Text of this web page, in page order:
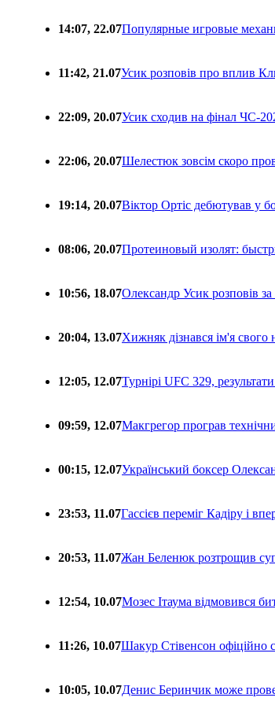
14:07, 22.07Популярные игровые
11:42, 21.07Усик розповів про вплив
22:09, 20.07Усик сходив на фінал ЧС-
22:06, 20.07Шелестюк зовсім скоро
19:14, 20.07Віктор Ортіс дебютував у
08:06, 20.07Протеиновый изолят:
10:56, 18.07Олександр Усик розповів
20:04, 13.07Хижняк дізнався ім'я свого
12:05, 12.07Турнірі UFC 329,
09:59, 12.07Макгрегор програв
00:15, 12.07Український боксер
23:53, 11.07Гассієв переміг Кадіру і
20:53, 11.07Жан Беленюк розтрощив
12:54, 10.07Мозес Ітаума відмовився
11:26, 10.07Шакур Стівенсон офіційно
10:05, 10.07Денис Беринчик може